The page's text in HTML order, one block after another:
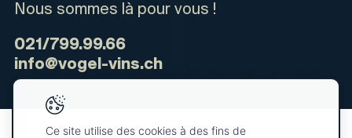
Nous sommes là pour vous !
021/799.99.66
info@vogel-vins.ch
Ce site utilise des cookies à des fins de